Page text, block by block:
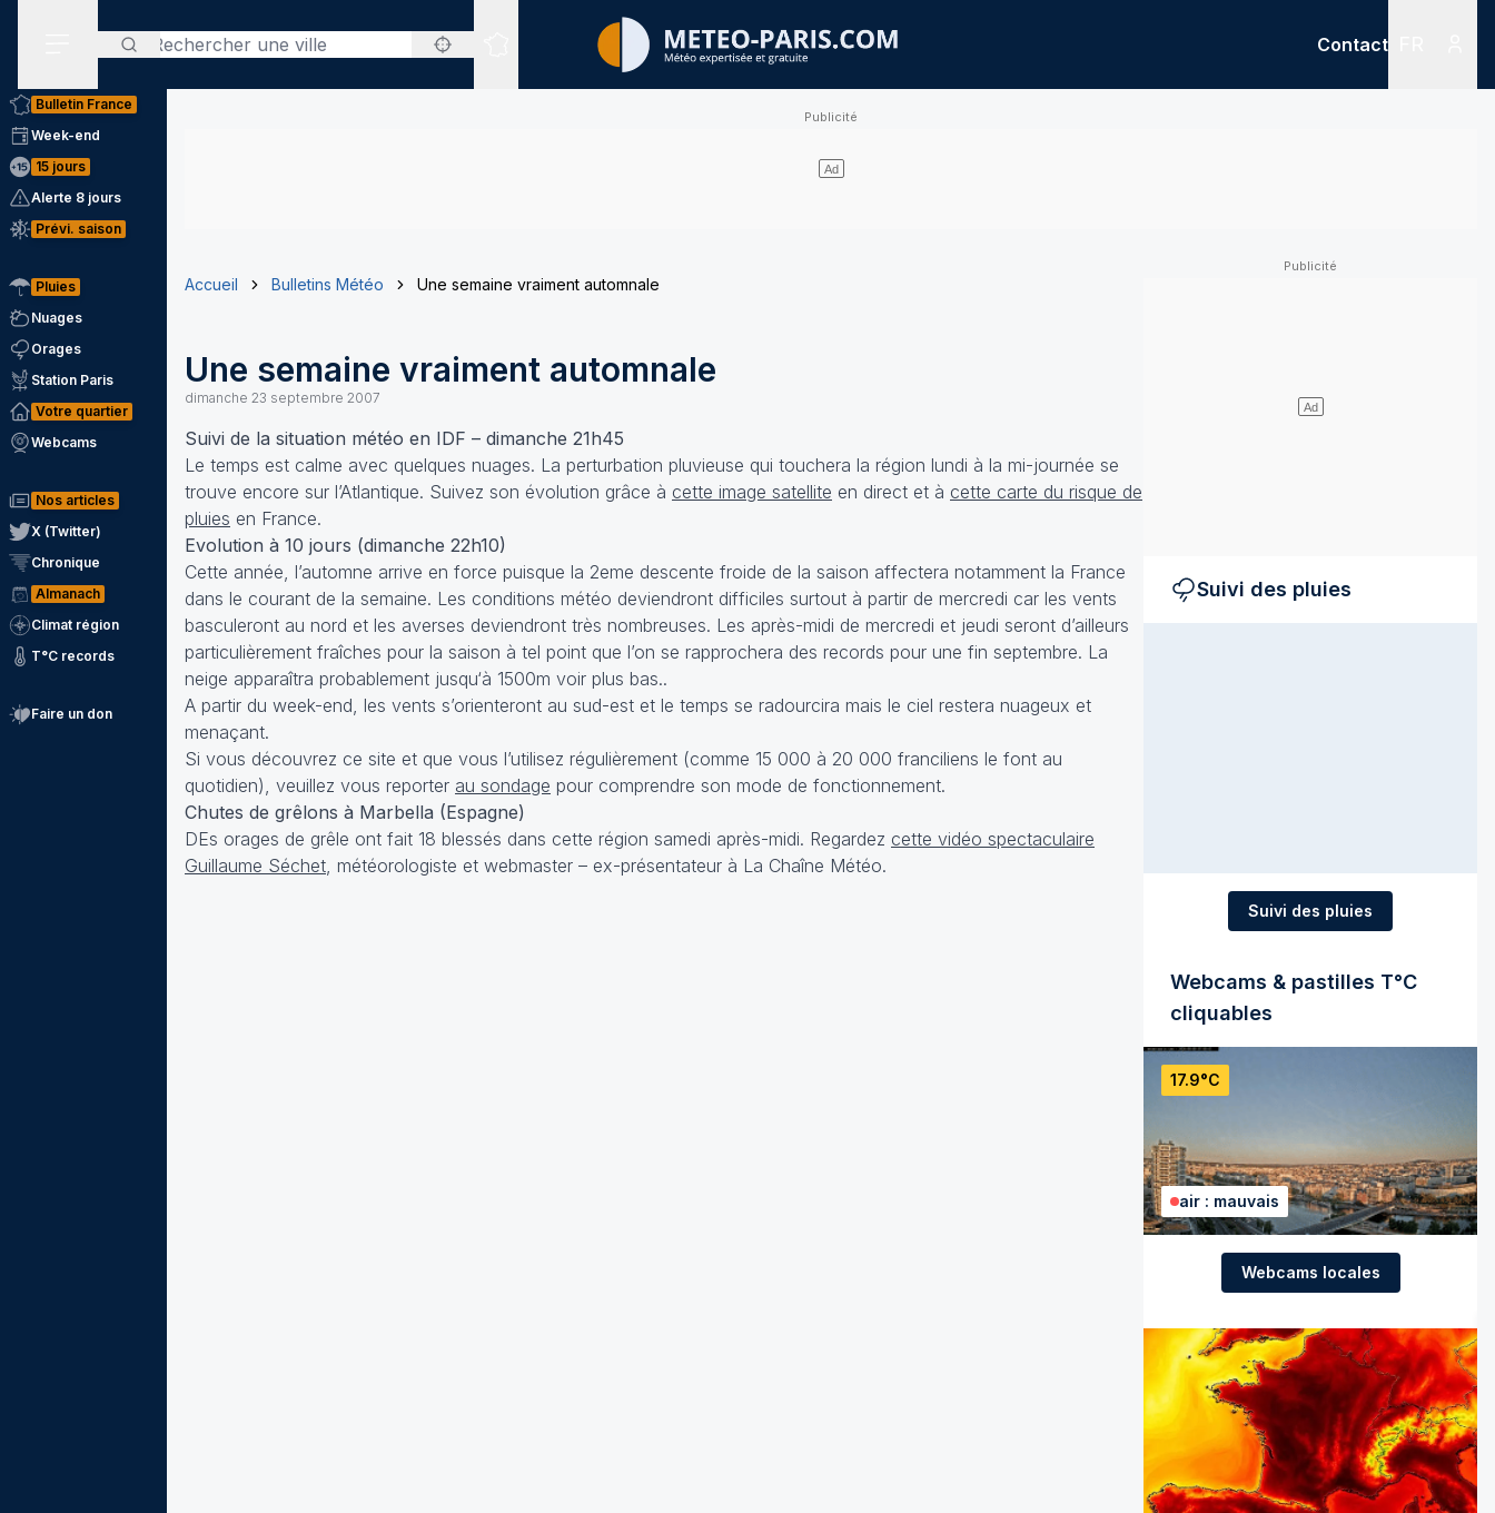
Rechercher
Sites expertisés
Contact
Bulletin France
Week-end
15 jours
Alerte 8 jours
Prévi. saison
Pluies
Nuages
Orages
Station Paris
Votre quartier
Webcams
Nos articles
X (Twitter)
Chronique
Almanach
Climat région
T°C records
Faire un don
Accueil Bulletins Météo Une semaine vraiment automnale
Une semaine vraiment automnale
dimanche 23 septembre 2007
Suivi de la situation météo en IDF – dimanche 21h45
Le temps est calme avec quelques nuages. La perturbation pluvieuse qui touchera la région lundi à la mi-journée se
trouve encore sur l’Atlantique. Suivez son évolution grâce à cette image satellite en direct et à cette carte du risque de
pluies en France.
Evolution à 10 jours (dimanche 22h10)
Cette année, l’automne arrive en force puisque la 2eme descente froide de la saison affectera notamment la France
dans le courant de la semaine. Les conditions météo deviendront difficiles surtout à partir de mercredi car les vents
basculeront au nord et les averses deviendront très nombreuses. Les après-midi de mercredi et jeudi seront d’ailleurs
particulièrement fraîches pour la saison à tel point que l’on se rapprochera des records pour une fin septembre. La
neige apparaîtra probablement jusqu‘à 1500m voir plus bas..
A partir du week-end, les vents s’orienteront au sud-est et le temps se radourcira mais le ciel restera nuageux et
menaçant.
Si vous découvrez ce site et que vous l’utilisez régulièrement (comme 15 000 à 20 000 franciliens le font au
quotidien), veuillez vous reporter au sondage pour comprendre son mode de fonctionnement.
Chutes de grêlons à Marbella (Espagne)
DEs orages de grêle ont fait 18 blessés dans cette région samedi après-midi. Regardez cette vidéo spectaculaire
Guillaume Séchet, météorologiste et webmaster – ex-présentateur à La Chaîne Météo.
Suivi des pluies
Suivi des pluies
Webcams & pastilles T°C
cliquables
17.9°C
air : mauvais
Webcams locales